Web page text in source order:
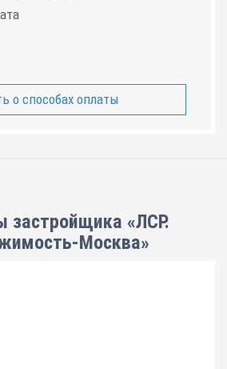
о способах оплаты
застройщика «ЛСР.
Москва»